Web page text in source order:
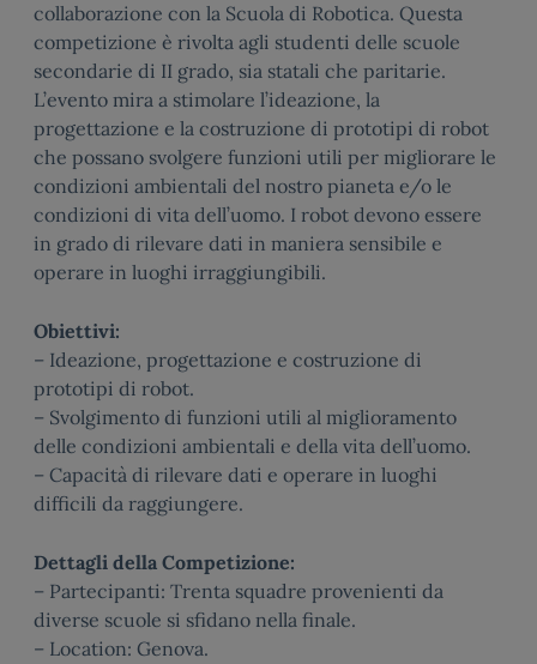
collaborazione con la Scuola di Robotica. Questa
competizione è rivolta agli studenti delle scuole
secondarie di II grado, sia statali che paritarie.
L’evento mira a stimolare l’ideazione, la
progettazione e la costruzione di prototipi di robot
che possano svolgere funzioni utili per migliorare le
condizioni ambientali del nostro pianeta e/o le
condizioni di vita dell’uomo. I robot devono essere
in grado di rilevare dati in maniera sensibile e
operare in luoghi irraggiungibili.
Obiettivi:
– Ideazione, progettazione e costruzione di
prototipi di robot.
– Svolgimento di funzioni utili al miglioramento
delle condizioni ambientali e della vita dell’uomo.
– Capacità di rilevare dati e operare in luoghi
difficili da raggiungere.
Dettagli della Competizione:
– Partecipanti: Trenta squadre provenienti da
diverse scuole si sfidano nella finale.
– Location: Genova.